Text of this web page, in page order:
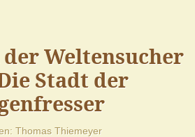
Weltensucher
Stadt der
Thomas Thiemeyer